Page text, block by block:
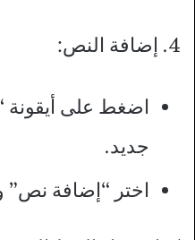
4. إضافة النص:
جديد.
اختر “إضافة نص”